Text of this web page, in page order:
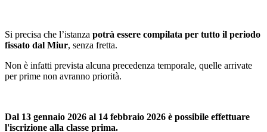
Si precisa che l’istanza potrà essere compilata per tutto il periodo
fissato dal Miur, senza fretta.
Non è infatti prevista alcuna precedenza temporale, quelle arrivate
per prime non avranno priorità.
Dal 13 gennaio 2026 al 14 febbraio 2026 è possibile effettuare
l'iscrizione alla classe prima.